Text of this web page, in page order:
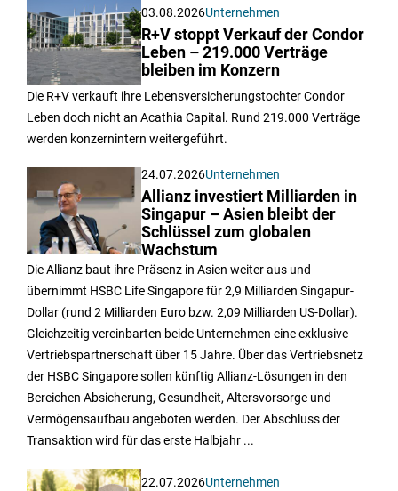
03.08.2026Unternehmen
R+V stoppt Verkauf der Condor
Leben – 219.000 Verträge
bleiben im Konzern
Die R+V verkauft ihre Lebensversicherungstochter Condor
Leben doch nicht an Acathia Capital. Rund 219.000 Verträge
werden konzernintern weitergeführt.
24.07.2026Unternehmen
Allianz investiert Milliarden in
Singapur – Asien bleibt der
Schlüssel zum globalen
Wachstum
Die Allianz baut ihre Präsenz in Asien weiter aus und
übernimmt HSBC Life Singapore für 2,9 Milliarden Singapur-
Dollar (rund 2 Milliarden Euro bzw. 2,09 Milliarden US-Dollar).
Gleichzeitig vereinbarten beide Unternehmen eine exklusive
Vertriebspartnerschaft über 15 Jahre. Über das Vertriebsnetz
der HSBC Singapore sollen künftig Allianz-Lösungen in den
Bereichen Absicherung, Gesundheit, Altersvorsorge und
Vermögensaufbau angeboten werden. Der Abschluss der
Transaktion wird für das erste Halbjahr ...
22.07.2026Unternehmen